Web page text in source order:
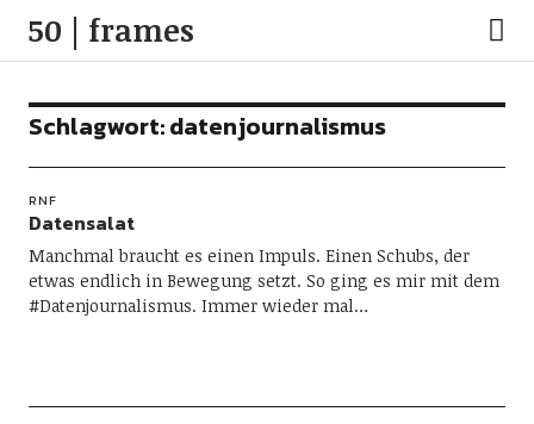
50 | frames
Schlagwort:datenjournalismus
RNF
Datensalat
Manchmal braucht es einen Impuls. Einen Schubs, der
etwas endlich in Bewegung setzt. So ging es mir mit dem
#Datenjournalismus. Immer wieder mal…